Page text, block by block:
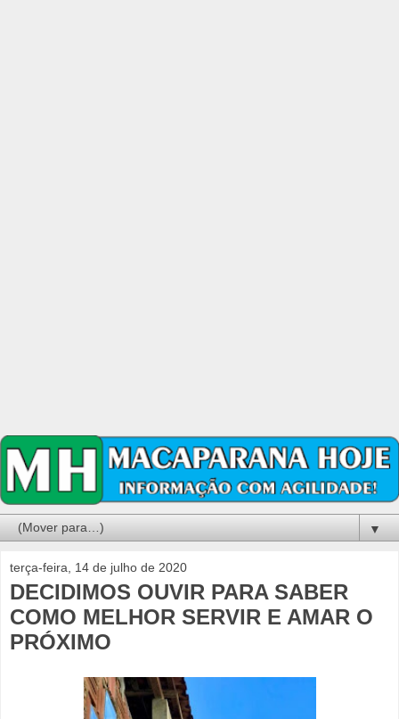
▼
terça-feira, 14 de julho de 2020
DECIDIMOS OUVIR PARA SABER
COMO MELHOR SERVIR E AMAR O
PRÓXIMO